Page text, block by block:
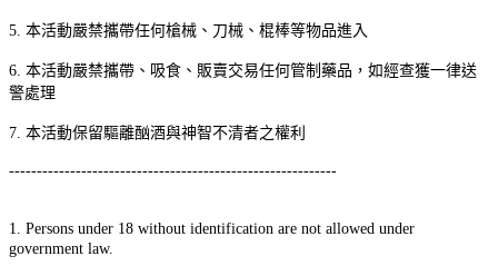
5. 本活動嚴禁攜帶任何槍械、刀械、棍棒等物品進入
6. 本活動嚴禁攜帶、吸食、販賣交易任何管制藥品，如經查獲一律送
警處理
7. 本活動保留驅離酗酒與神智不清者之權利
-----------------------------------------------------------
1. Persons under 18 without identification are not allowed under
government law.